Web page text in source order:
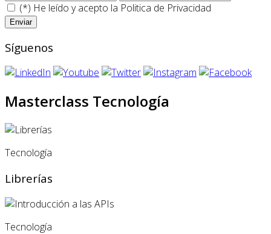
(*) He leído y acepto la Politica de Privacidad
Síguenos
Masterclass Tecnología
Tecnología
Librerías
Tecnología